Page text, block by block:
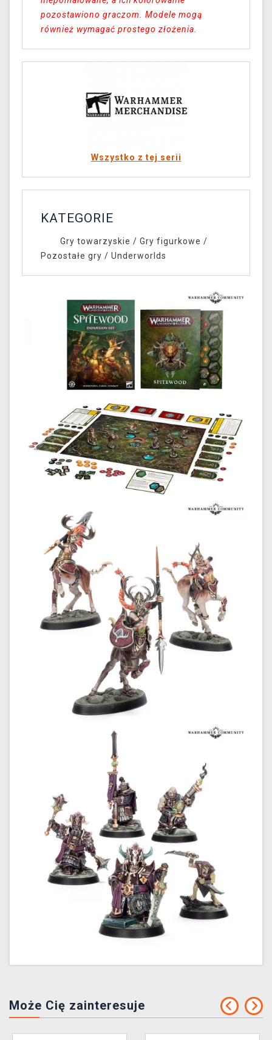
pozostawiono graczom. Modele mogą
również wymagać prostego złożenia.
Wszystko z tej serii
KATEGORIE
Gry towarzyskie / Gry figurkowe /
Pozostałe gry / Underworlds
Może Cię zainteresuje